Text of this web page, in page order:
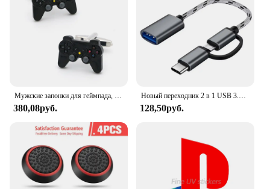
Мужские запонки для геймпада, качественные запонки из латуни черного цвета, модные запонки для джойстика, оптовая и розничная продажа
380,08руб.
Новый переходник 2 в 1 USB 3.0 для USB Type-C
128,50руб.